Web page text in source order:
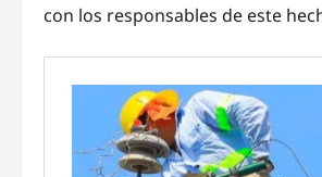
con los responsables de este